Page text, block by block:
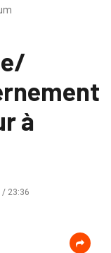
à
/ 23:36